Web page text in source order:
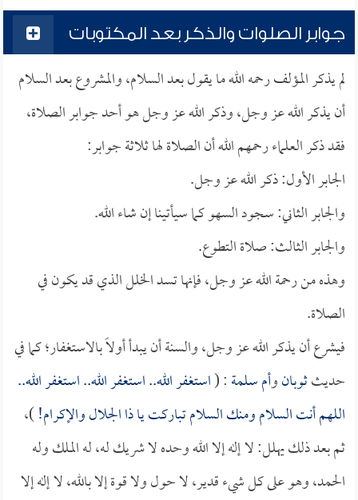
جوابر الصلوات والذكر بعد المكتوبات
لم يذكر المؤلف رحمه الله ما يقول بعد السلام، والمشروع بعد السلام
أن يذكر الله عز وجل، وذكر الله عز وجل هو أحد جوابر الصلاة،
فقد ذكر العلماء رحمهم الله أن الصلاة لها ثلاثة جوابر:
الجابر الأول: ذكر الله عز وجل.
والجابر الثاني: سجود السهو كما سيأتينا إن شاء الله.
والجابر الثالث: صلاة التطوع.
وهذه من رحمة الله عز وجل، فإنها تسد الخلل الذي قد يكون في
الصلاة.
فيشرع أن يذكر الله عز وجل، والسنة أن يبدأ أولاً بالاستغفار؛ كما في
حديثثوبانوأم سلمة: (استغفر الله.. استغفر الله.. استغفر الله..
اللهم أنت السلام ومنك السلام تباركت يا ذا الجلال والإكرام!)،
ثم بعد ذلك يهلل: لا إله إلا الله وحده لا شريك له، له الملك وله
الحمد، وهو على كل شيء قدير، لا حول ولا قوة إلا بالله، لا إله إلا